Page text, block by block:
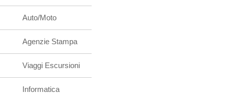
Auto/Moto
Agenzie Stampa
Viaggi Escursioni
Informatica